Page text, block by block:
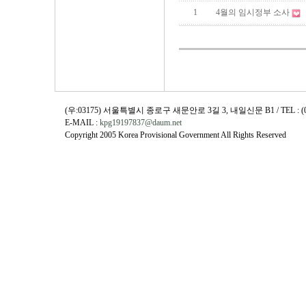
1 4월의 임시정부 소사
(우:03175) 서울특별시 종로구 새문안로 3길 3, 내일신문 B1 / TEL :
E-MAIL : kpg19197837@daum.net
Copyright 2005 Korea Provisional Government All Rights Reserved